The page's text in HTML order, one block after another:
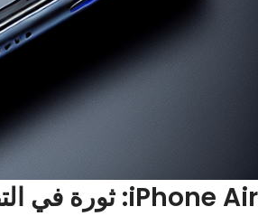
iPhone Air: ثورة في التصميم فائق النحافة والأداء الفائق